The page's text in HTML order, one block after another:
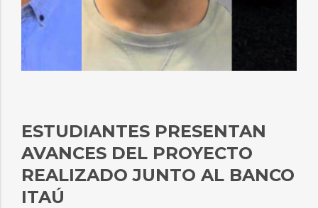
ESTUDIANTES PRESENTAN
AVANCES DEL PROYECTO
REALIZADO JUNTO AL BANCO
ITAÚ